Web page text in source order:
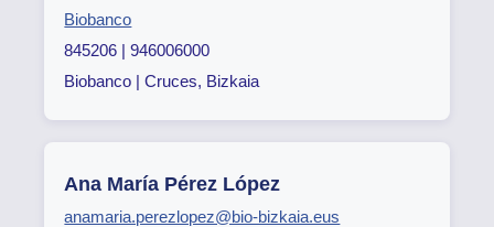
Biobanco
845206 | 946006000
Biobanco | Cruces, Bizkaia
Ana María Pérez López
anamaria.perezlopez@bio-bizkaia.eus